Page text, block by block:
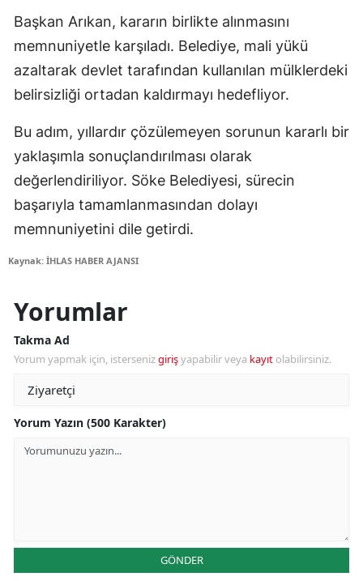
Başkan Arıkan, kararın birlikte alınmasını
memnuniyetle karşıladı. Belediye, mali yükü
azaltarak devlet tarafından kullanılan mülklerdeki
belirsizliği ortadan kaldırmayı hedefliyor.
Bu adım, yıllardır çözülemeyen sorunun kararlı bir
yaklaşımla sonuçlandırılması olarak
değerlendiriliyor. Söke Belediyesi, sürecin
başarıyla tamamlanmasından dolayı
memnuniyetini dile getirdi.
Kaynak: İHLAS HABER AJANSI
Yorumlar
Takma Ad
Yorum yapmak için, istersenizgirişyapabilir veya kayıt olabilirsiniz.
Yorum Yazın (500 Karakter)
GÖNDER